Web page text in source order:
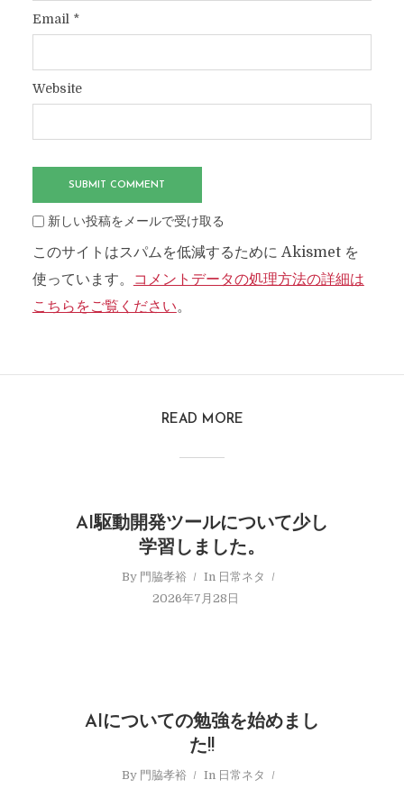
Email *
Website
新しい投稿をメールで受け取る
このサイトはスパムを低減するために Akismet を
使っています。
コメントデータの処理方法の詳細は
こちらをご覧ください。
READ MORE
AI駆動開発ツールについて少し
学習しました。
By 門脇孝裕 In 日常ネタ
2026年7月28日
AIについての勉強を始めまし
た!!
By 門脇孝裕 In 日常ネタ